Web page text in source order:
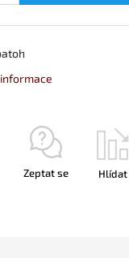
Zeptat se Hlídat